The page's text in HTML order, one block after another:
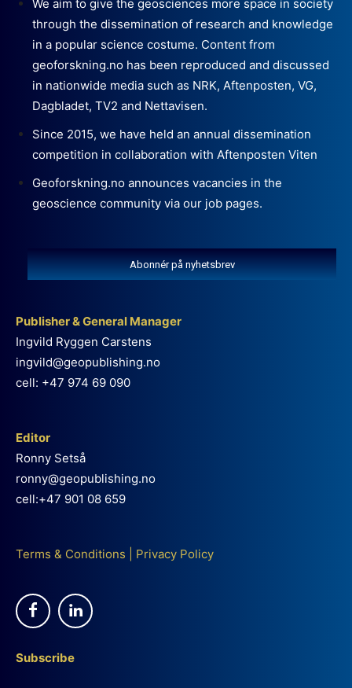
We aim to give the geosciences more space in society
through the dissemination of research and knowledge
in a popular science costume. Content from
geoforskning.no has been reproduced and discussed
in nationwide media such as NRK, Aftenposten, VG,
Dagbladet, TV2 and Nettavisen.
Since 2015, we have held an annual dissemination
competition in collaboration with Aftenposten Viten
Geoforskning.no announces vacancies in the
geoscience community via our job pages.
Abonnér på nyhetsbrev
Publisher & General Manager
Ingvild Ryggen Carstens
ingvild@geopublishing.no
cell: +47 974 69 090
Editor
Ronny Setså
ronny@geopublishing.no
cell:+47 901 08 659
Terms & Conditions Privacy Policy
Subscribe